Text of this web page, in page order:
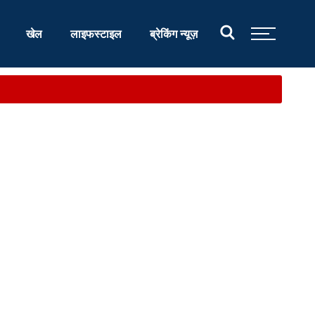
खेल लाइफस्टाइल ब्रेकिंग न्यूज़